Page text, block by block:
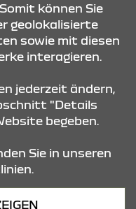
können Sie
geolokalisierte
sowie mit diesen
interagieren.
jederzeit ändern,
"Details
begeben.
Sie in unseren